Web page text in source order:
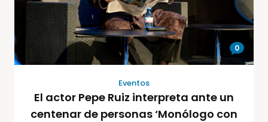
0
Eventos
El actor Pepe Ruiz interpreta ante un
centenar de personas ‘Monólogo con